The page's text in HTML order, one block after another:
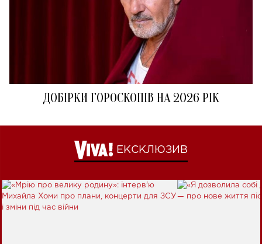
ДОБІРКИ ГОРОСКОПІВ НА 2026 РІК
ЕКСКЛЮЗИВ